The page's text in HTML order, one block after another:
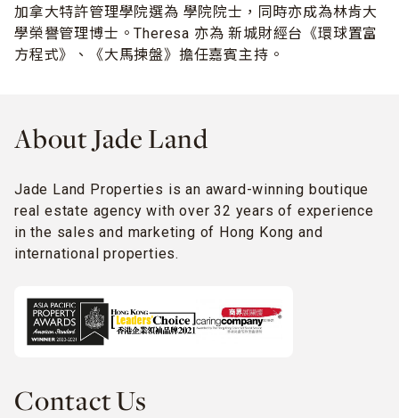
加拿大特許管理學院選為 學院院士，同時亦成為林肯大
學榮譽管理博士。Theresa 亦為 新城財經台《環球置富
方程式》、《大馬揀盤》擔任嘉賓主持。
About Jade Land
Jade Land Properties is an award-winning boutique
real estate agency with over 32 years of experience
in the sales and marketing of Hong Kong and
international properties.
Contact Us